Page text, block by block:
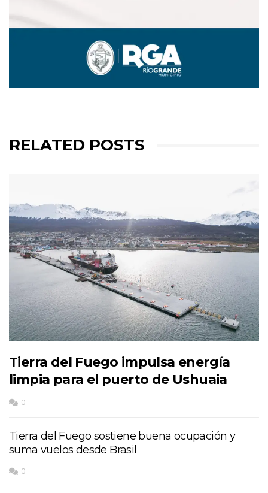
RELATED POSTS
Tierra del Fuego impulsa energía
limpia para el puerto de Ushuaia
0
Tierra del Fuego sostiene buena ocupación y
suma vuelos desde Brasil
0